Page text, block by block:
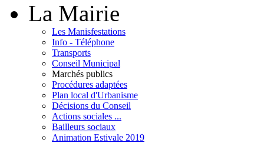
La Mairie
Les Manisfestations
Info - Téléphone
Transports
Conseil Municipal
Marchés publics
Procédures adaptées
Plan local d'Urbanisme
Décisions du Conseil
Actions sociales ...
Bailleurs sociaux
Animation Estivale 2019